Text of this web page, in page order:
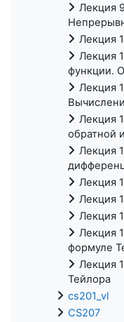
Лекция
Лекция
Лекция
функции.
Лекция
Лекция
обратной
Лекция
Лекция
Лекция
Лекция
Лекция
формуле
Лекция
Тейлора
cs201_vl
CS207